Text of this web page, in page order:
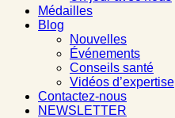
Médailles
Blog
Nouvelles
Événements
Conseils santé
Vidéos d’expertise
Contactez-nous
NEWSLETTER